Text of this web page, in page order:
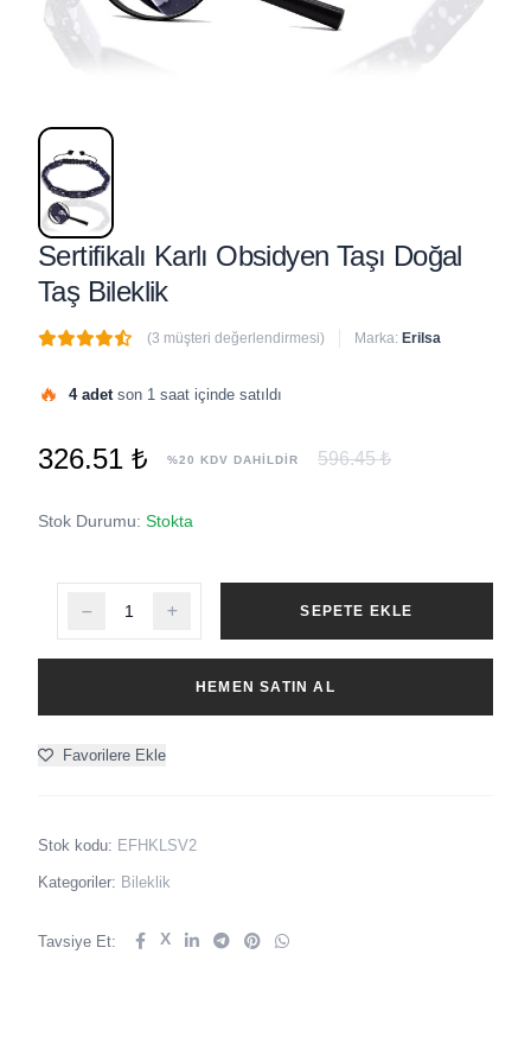
Sertifikalı Karlı Obsidyen Taşı Doğal
Taş Bileklik
(3 müşteri değerlendirmesi) Marka: Erilsa
🔥 4 adet son 1 saat içinde satıldı
326.51 ₺ %20 KDV DAHİLDİR 596.45 ₺
Stok Durumu: Stokta
SEPETE EKLE
HEMEN SATIN AL
Favorilere Ekle
Stok kodu: EFHKLSV2
Kategoriler: Bileklik
Tavsiye Et: X